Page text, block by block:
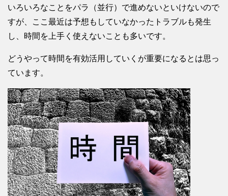
いろいろなことをパラ（並行）で進めないといけないので
すが、ここ最近は予想もしていなかったトラブルも発生
し、時間を上手く使えないことも多いです。
どうやって時間を有効活用していくが重要になるとは思っ
ています。